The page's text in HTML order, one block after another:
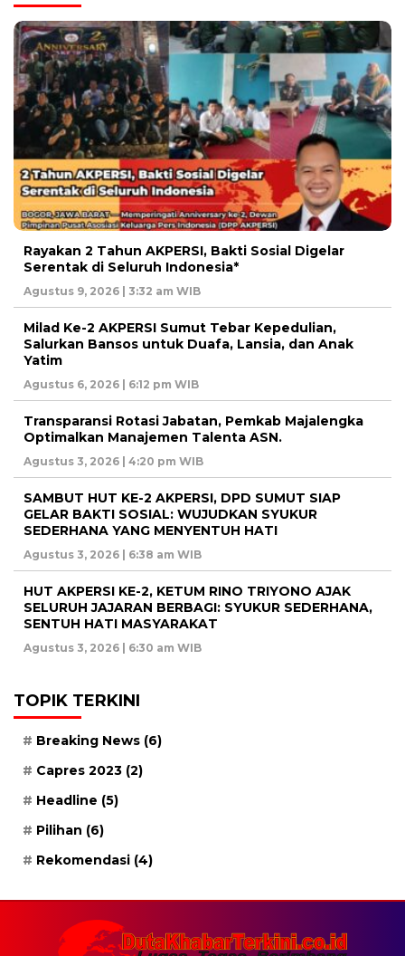
Rayakan 2 Tahun AKPERSI, Bakti Sosial Digelar
Serentak di Seluruh Indonesia*
Agustus 9, 2026 | 3:32 am WIB
Milad Ke-2 AKPERSI Sumut Tebar Kepedulian,
Salurkan Bansos untuk Duafa, Lansia, dan Anak
Yatim
Agustus 6, 2026 | 6:12 pm WIB
Transparansi Rotasi Jabatan, Pemkab Majalengka
Optimalkan Manajemen Talenta ASN.
Agustus 3, 2026 | 4:20 pm WIB
SAMBUT HUT KE-2 AKPERSI, DPD SUMUT SIAP
GELAR BAKTI SOSIAL: WUJUDKAN SYUKUR
SEDERHANA YANG MENYENTUH HATI
Agustus 3, 2026 | 6:38 am WIB
HUT AKPERSI KE-2, KETUM RINO TRIYONO AJAK
SELURUH JAJARAN BERBAGI: SYUKUR SEDERHANA,
SENTUH HATI MASYARAKAT
Agustus 3, 2026 | 6:30 am WIB
TOPIK TERKINI
Breaking News (6)
Capres 2023 (2)
Headline (5)
Pilihan (6)
Rekomendasi (4)